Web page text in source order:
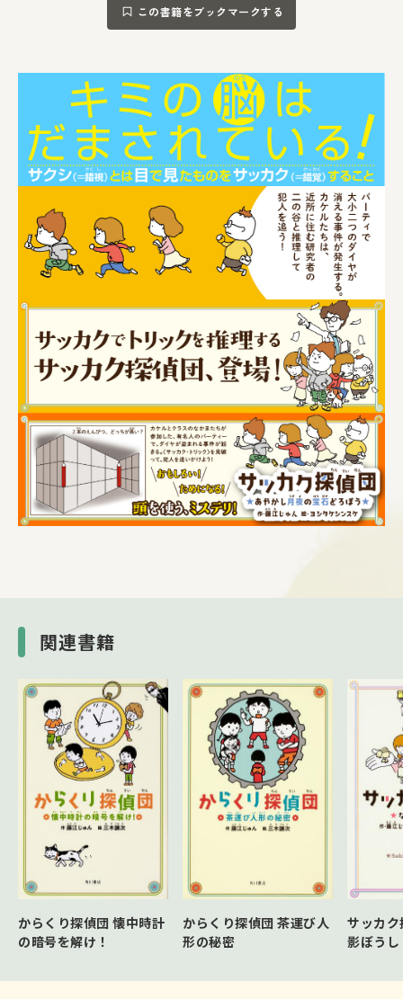
この書籍をブックマークする
関連書籍
からくり探偵団 懐中時計
の暗号を解け！
からくり探偵団 茶運び人
形の秘密
サッカ
影ぼうし